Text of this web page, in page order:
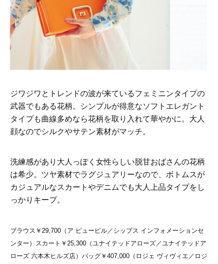
ジワジワとトレンドの波が来ているフェミニンタイプの
武器でもある花柄。シンプルが得意なソフトエレガント
タイプも曲線多めなら花柄を取り入れて華やかに。大人
顔なのでシルクやサテン素材がマッチ。
洗練感があり大人っぽく女性らしい脱甘おばさんの花柄
は希少。ツヤ素材でラグジュアリーなので、ボトムスが
カジュアルなスカートやデニムでも大人上品タイプをし
っかりキープ。
ブラウス￥29,700（ア ピューピル／シップス インフォメーションセ
ンター）スカート￥25,300（ユナイテッドアローズ／ユナイテッドア
ローズ 六本木ヒルズ店）バッグ￥407,000（ロジェ ヴィヴィエ／ロジ